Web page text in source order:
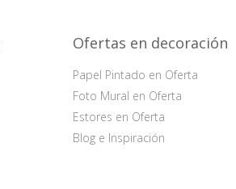
Ofertas en decoración
Papel Pintado en Oferta
Foto Mural en Oferta
Estores en Oferta
Blog e Inspiración